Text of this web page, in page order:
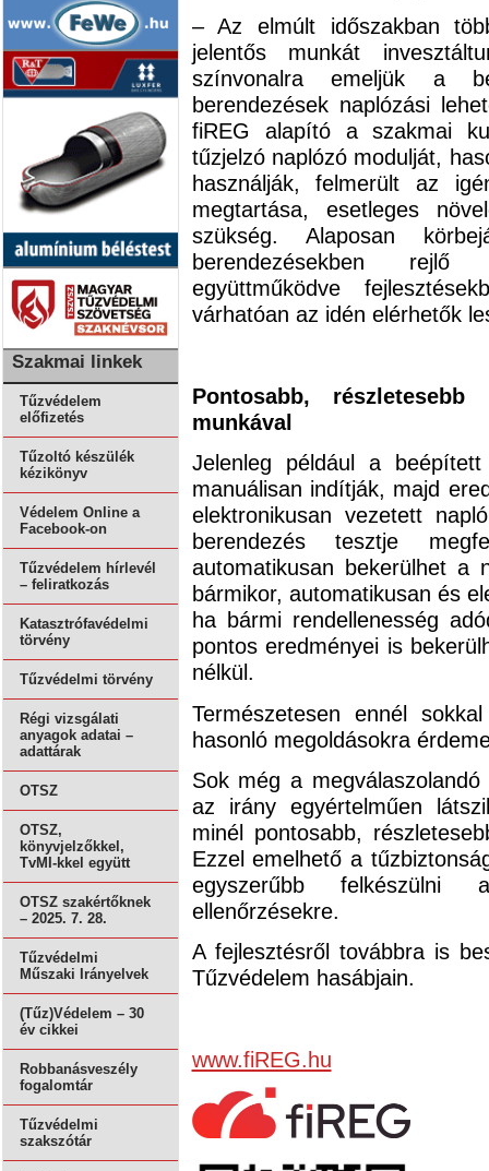
Szakmai linkek
Tűzvédelem
előfizetés
Tűzoltó készülék
kézikönyv
Védelem Online a
Facebook-on
Tűzvédelem hírlevél
– feliratkozás
Katasztrófavédelmi
törvény
Tűzvédelmi törvény
Régi vizsgálati
anyagok adatai –
adattárak
OTSZ
OTSZ,
könyvjelzőkkel,
TvMI-kkel együtt
OTSZ szakértőknek
– 2025. 7. 28.
Tűzvédelmi
Műszaki Irányelvek
(Tűz)Védelem – 30
év cikkei
Robbanásveszély
fogalomtár
Tűzvédelmi
szakszótár
– Az elmúlt időszakban
jelentős munkát
színvonalra emeljük a
berendezések naplózási
fiREG alapító a szakmai
tűzjelzó naplózó modulját,
használják, felmerült az
megtartása, esetleges
szükség. Alaposan
berendezésekben
együttműködve
várhatóan az idén elérhetők
Pontosabb,
munkával
Jelenleg például a
manuálisan indítják, majd
elektronikusan vezetett
berendezés tesztje
automatikusan bekerülhet
bármikor, automatikusan és
ha bármi rendellenesség
pontos eredményei is
nélkül.
Természetesen ennél
hasonló megoldásokra
Sok még a
az irány egyértelműen
minél pontosabb,
Ezzel emelhető a
egyszerűbb felkészülni
ellenőrzésekre.
A fejlesztésről továbbra is
Tűzvédelem hasábjain.
www.fiREG.hu